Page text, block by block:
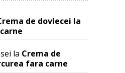
de dovlecei la
la Crema de
fara carne